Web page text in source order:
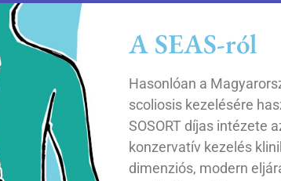
A SEAS-ról
Hasonlóan a
scoliosis kezelésére
SOSORT díjas intézete
konzervatív kezelés
dimenziós, modern